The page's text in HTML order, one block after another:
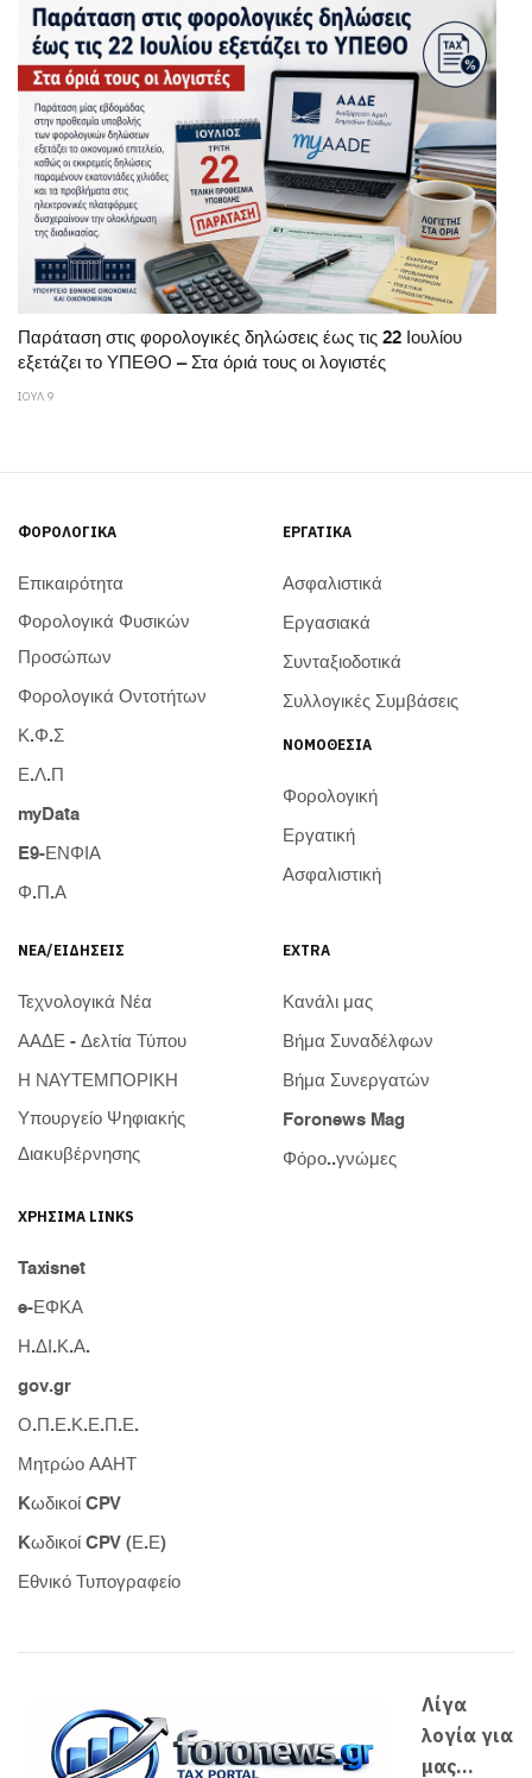
Παράταση στις φορολογικές δηλώσεις έως τις 22 Ιουλίου
εξετάζει το ΥΠΕΘΟ – Στα όριά τους οι λογιστές
ΙΟΥΛ 9
ΦΟΡΟΛΟΓΙΚΆ
Επικαιρότητα
Φορολογικά Φυσικών
Προσώπων
Φορολογικά Οντοτήτων
Κ.Φ.Σ
Ε.Λ.Π
myData
E9-ΕΝΦΙΑ
Φ.Π.Α
ΕΡΓΑΤΙΚΆ
Ασφαλιστικά
Εργασιακά
Συνταξιοδοτικά
Συλλογικές Συμβάσεις
ΝΟΜΟΘΕΣΊΑ
Φορολογική
Εργατική
Ασφαλιστική
ΝΈΑ/ΕΙΔΉΣΕΙΣ
Τεχνολογικά Νέα
ΑΑΔΕ - Δελτία Τύπου
Η ΝΑΥΤΕΜΠΟΡΙΚΗ
Υπουργείο Ψηφιακής
Διακυβέρνησης
EXTRA
Κανάλι μας
Βήμα Συναδέλφων
Βήμα Συνεργατών
Foronews Mag
Φόρο..γνώμες
ΧΡΉΣΙΜΑ LINKS
Taxisnet
e-ΕΦΚΑ
Η.ΔΙ.Κ.Α.
gov.gr
Ο.Π.Ε.Κ.Ε.Π.Ε.
Μητρώο ΑΑΗΤ
Kωδικοί CPV
Kωδικοί CPV (Ε.Ε)
Εθνικό Τυπογραφείο
Λίγα
λογία για
μας...